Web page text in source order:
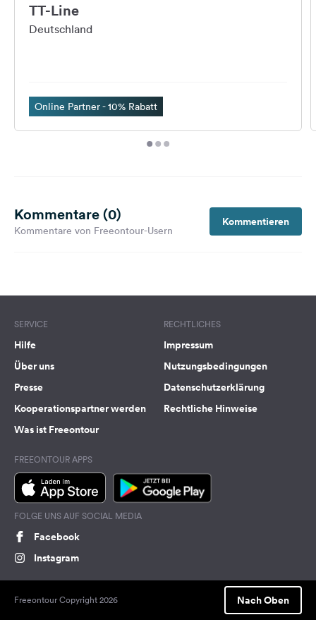
TT-Line
Deutschland
Online Partner - 10% Rabatt
Kommentare (0)
Kommentare von Freeontour-Usern
Kommentieren
SERVICE
Hilfe
Über uns
Presse
Kooperationspartner werden
Was ist Freeontour
RECHTLICHES
Impressum
Nutzungsbedingungen
Datenschutzerklärung
Rechtliche Hinweise
FREEONTOUR APPS
FOLGE UNS AUF SOCIAL MEDIA
Facebook
Instagram
Freeontour Copyright 2026 Nach Oben